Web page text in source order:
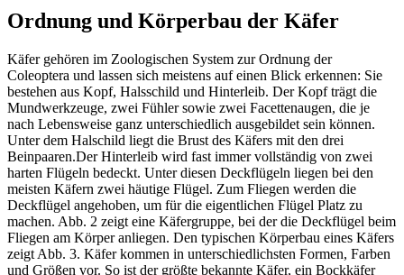
Ordnung und Körperbau der Käfer
Käfer gehören im Zoologischen System zur Ordnung der
Coleoptera und lassen sich meistens auf einen Blick erkennen: Sie
bestehen aus Kopf, Halsschild und Hinterleib. Der Kopf trägt die
Mundwerkzeuge, zwei Fühler sowie zwei Facettenaugen, die je
nach Lebensweise ganz unterschiedlich ausgebildet sein können.
Unter dem Halschild liegt die Brust des Käfers mit den drei
Beinpaaren.Der Hinterleib wird fast immer vollständig von zwei
harten Flügeln bedeckt. Unter diesen Deckflügeln liegen bei den
meisten Käfern zwei häutige Flügel. Zum Fliegen werden die
Deckflügel angehoben, um für die eigentlichen Flügel Platz zu
machen. Abb. 2 zeigt eine Käfergruppe, bei der die Deckflügel beim
Fliegen am Körper anliegen. Den typischen Körperbau eines Käfers
zeigt Abb. 3. Käfer kommen in unterschiedlichsten Formen, Farben
und Größen vor. So ist der größte bekannte Käfer, ein Bockkäfer